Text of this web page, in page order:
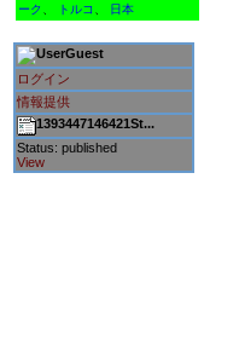
ーク
トルコ 日本
Guest
ログイン
情報提供
1393447146421St...
Status: published
View